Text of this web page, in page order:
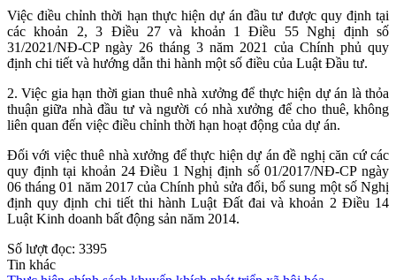
Việc điều chỉnh thời hạn thực hiện dự án đầu tư được quy định tại
các khoản 2, 3 Điều 27 và khoản 1 Điều 55Nghị định số
31/2021/NĐ-CP ngày 26 tháng 3 năm 2021 của Chính phủ quy
định chi tiết và hướng dẫn thi hành một số điều của Luật Đầu tư.
2. Việc gia hạn thời gian thuê nhà xưởng để thực hiện dự án là thỏa
thuận giữa nhà đầu tư và người có nhà xưởng để cho thuê, không
liên quan đến việc điều chỉnh thời hạn hoạt động của dự án.
Đối với việc thuê nhà xưởng để thực hiện dự án đề nghị căn cứ các
quy định tại khoản 24 Điều 1 Nghị định số 01/2017/NĐ-CP ngày
06 tháng 01 năm 2017 của Chính phủ sửa đổi, bổ sung một số Nghị
định quy định chi tiết thi hành Luật Đất đai và khoản 2 Điều 14
Luật Kinh doanh bất động sản năm 2014.
Số lượt đọc: 3395
Tin khác